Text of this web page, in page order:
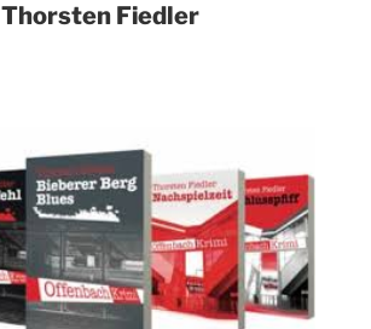
Thorsten Fiedler